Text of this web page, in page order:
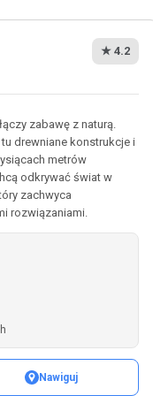
★ 4.2
zabawę z naturą.
drewniane konstrukcje i
metrów
odkrywać świat w
zachwyca
rozwiązaniami.
Nawiguj